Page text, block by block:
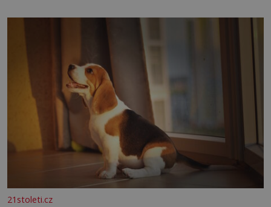
povaze, ale i v potřebách naší pokožky. Ohnivá znamení
Ženy narozené ve znamení Berana, Lva a Střelce v sobě
nesou žár, odvahu a neutuchající elán. Vaše
21stoleti.cz